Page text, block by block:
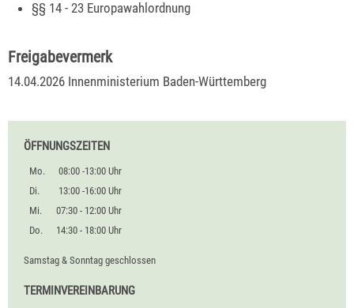
§§ 14 - 23 Europawahlordnung
Freigabevermerk
14.04.2026 Innenministerium Baden-Württemberg
ÖFFNUNGSZEITEN
Mo.
08:00 -13:00 Uhr
Di.
13:00 -16:00 Uhr
Mi.
07:30 - 12:00 Uhr
Do.
14:30 - 18:00 Uhr
Samstag & Sonntag geschlossen
TERMINVEREINBARUNG